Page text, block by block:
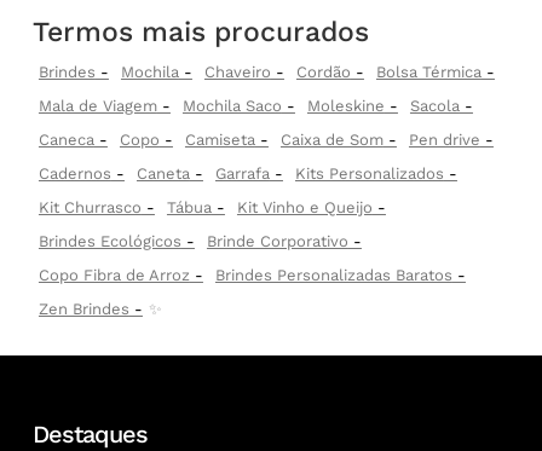
Termos mais procurados
Brindes Mochila Chaveiro Cordão
Bolsa Térmica
Mala de Viagem
Mochila Saco Moleskine
Sacola
Caneca
Copo Camiseta Caixa de Som
Pen drive
Cadernos
Caneta Garrafa
Kits Personalizados
Kit Churrasco
Tábua
Kit Vinho e Queijo
Brindes Ecológicos
Brinde Corporativo
Copo Fibra de Arroz
Brindes Personalizadas Baratos
Zen Brindes
✨
Destaques